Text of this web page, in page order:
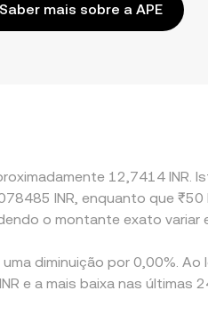
Saber mais sobre a APE
12,7414 INR.
INR, enquanto que
o montante exato
diminuição por 0,00%.
e a mais baixa nas últimas